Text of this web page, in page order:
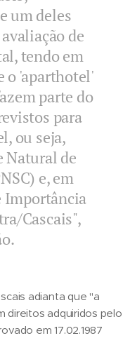
um deles
de
tendo em
o 'aparthotel'
parte do
para
ou seja,
Natural de
e, em
Importância
Cascais",
adianta que "a
direitos adquiridos pelo
em 17.02.1987